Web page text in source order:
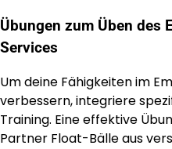
Übungen zum Üben des
Services
Um deine Fähigkeiten im
verbessern, integriere
Training. Eine effektive
Partner Float-Bälle aus